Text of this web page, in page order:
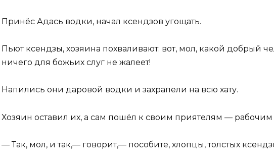
Принёс Адась водки, начал ксендзов угощать.
Пьют ксендзы, хозяина похваливают: вот, мол, какой добрый
ничего для божьих слуг не жалеет!
Напились они даровой водки и захрапели на всю хату.
Хозяин оставил их, а сам пошёл к своим приятелям —
— Так, мол, и так,— говорит,— пособите, хлопцы, толстых